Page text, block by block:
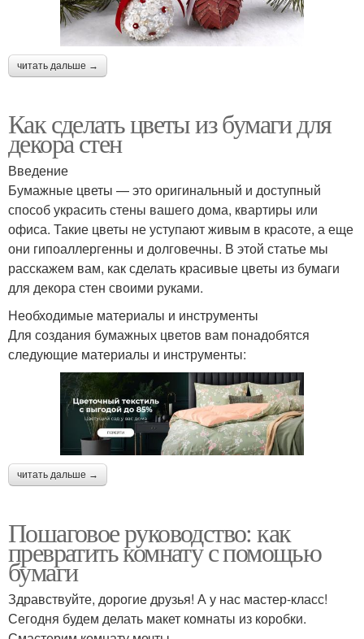
читать дальше →
Как сделать цветы из бумаги для
декора стен
Введение
Бумажные цветы — это оригинальный и доступный
способ украсить стены вашего дома, квартиры или
офиса. Такие цветы не уступают живым в красоте, а еще
они гипоаллергенны и долговечны. В этой статье мы
расскажем вам, как сделать красивые цветы из бумаги
для декора стен своими руками.
Необходимые материалы и инструменты
Для создания бумажных цветов вам понадобятся
следующие материалы и инструменты:
читать дальше →
Пошаговое руководство: как
превратить комнату с помощью
бумаги
Здравствуйте, дорогие друзья! А у нас мастер-класс!
Сегодня будем делать макет комнаты из коробки.